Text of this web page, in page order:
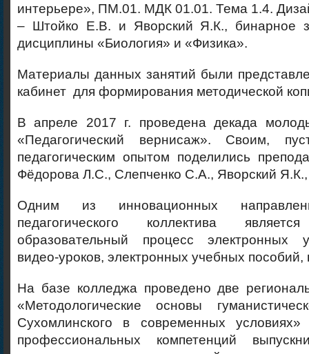
интерьере», ПМ.01. МДК 01.01. Тема 1.4.
– Штойко Е.В. и Яворский Я.К., бинарное
дисциплины «Биология» и «Физика».
Материалы данных занятий были
кабинет для формирования методической
В апреле 2017 г. проведена декада
«Педагогический вернисаж». Своим,
педагогическим опытом поделились
Фёдорова Л.С., Слепченко С.А., Яворский
Одним из инновационных
педагогического коллектива
образовательный процесс электронных
видео-уроков, электронных учебных пособий,
На базе колледжа проведено две
«Методологические основы
Сухомлинского в современных
профессиональных компетенций